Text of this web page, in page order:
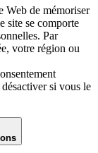
Web de mémoriser
site se comporte
Par
votre région ou
si vous le